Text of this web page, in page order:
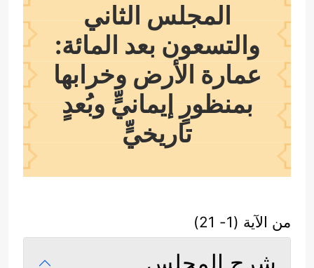
المجلس الثاني
والتسعون بعد المائة:
عمارة الأرض وخرابها
بمنظورٍ إيمانيٍّ وبُعدٍ
تاريخيٍّ
من الآية (1- 21)